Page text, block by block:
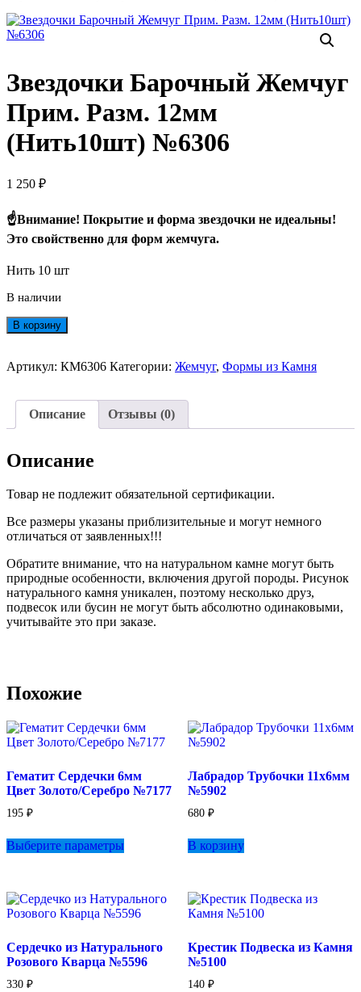
Звездочки Барочный Жемчуг
Прим. Разм. 12мм
(Нить10шт) №6306
1 250 ₽
☝️Внимание! Покрытие и форма звездочки не идеальны!
Это свойственно для форм жемчуга.
Нить 10 шт
В наличии
Количество
товара
Барочный
Разм.
12мм
№6306
В корзину
Артикул: КМ6306 Категории: Жемчуг, Формы из Камня
Описание Отзывы (0)
Описание
Товар не подлежит обязательной сертификации.
Все размеры указаны приблизительные и могут немного
отличаться от заявленных!!!
Обратите внимание, что на натуральном камне могут быть
природные особенности, включения другой породы. Рисунок
натурального камня уникален, поэтому несколько друз,
подвесок или бусин не могут быть абсолютно одинаковыми,
учитывайте это при заказе.
Похожие
Гематит Сердечки 6мм
Цвет Золото/Серебро №7177
195 ₽
Выберите параметры
Опции
можно
на
странице
Лабрадор Трубочки 11х6мм
№5902
680 ₽
В корзину
Сердечко из Натурального
Розового Кварца №5596
330 ₽
Крестик Подвеска из Камня
№5100
140 ₽